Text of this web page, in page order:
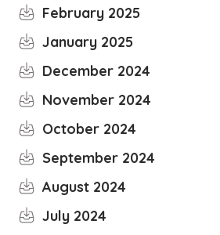
February 2025
January 2025
December 2024
November 2024
October 2024
September 2024
August 2024
July 2024